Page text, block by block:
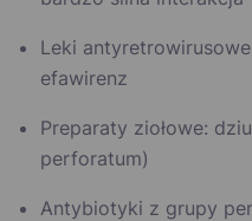
Leki
efawirenz
Preparaty ziołowe:
perforatum)
Antybiotyki z grupy